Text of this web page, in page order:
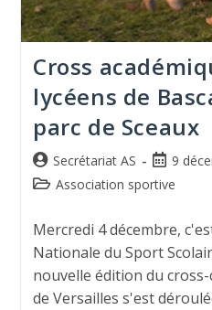
Cross
lycéens de
parc de Sceaux
Secrétariat AS
9
Association sportive
Mercredi 4 décembre,
Nationale du Sport
nouvelle édition du
de Versailles s'est